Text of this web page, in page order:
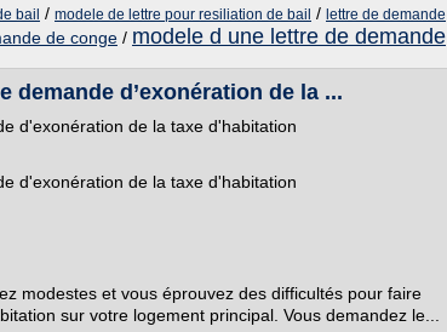
bail / modele de lettre pour resiliation de bail / lettre de demande
de conge / modele d une lettre de demande
demande d’exonération de la ...
d'exonération de la taxe d'habitation
d'exonération de la taxe d'habitation
modestes et vous éprouvez des difficultés pour faire
sur votre logement principal. Vous demandez le...